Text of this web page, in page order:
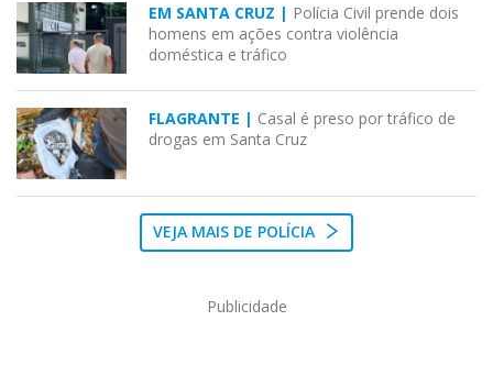
EM SANTA CRUZ | Polícia Civil prende dois
homens em ações contra violência
doméstica e tráfico
FLAGRANTE | Casal é preso por tráfico de
drogas em Santa Cruz
VEJA MAIS DE POLÍCIA
Publicidade